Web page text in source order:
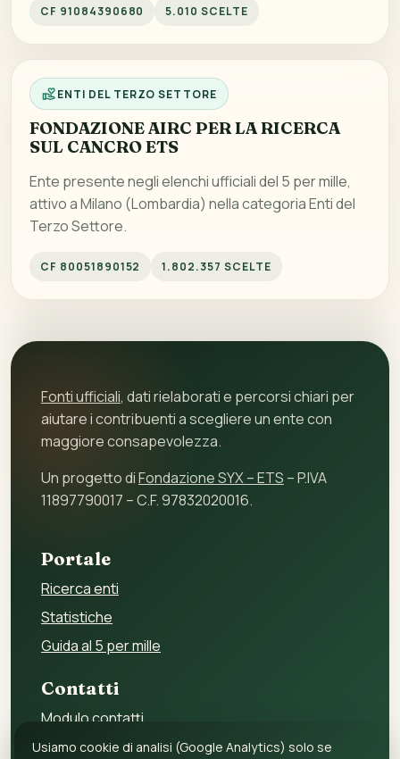
CF 91084390680 5.010 SCELTE
ENTI DEL TERZO SETTORE
FONDAZIONE AIRC PER LA RICERCA
SUL CANCRO ETS
Ente presente negli elenchi ufficiali del 5 per mille,
attivo a Milano (Lombardia) nella categoria Enti del
Terzo Settore.
CF 80051890152 1.802.357 SCELTE
Fonti ufficiali, dati rielaborati e percorsi chiari per
aiutare i contribuenti a scegliere un ente con
maggiore consapevolezza.
Un progetto diFondazione SYX – ETS – P.IVA
11897790017 – C.F. 97832020016.
Portale
Ricerca enti
Statistiche
Guida al 5 per mille
Contatti
Modulo contatti
Per gli enti
Usiamo cookie di analisi (Google Analytics) solo se